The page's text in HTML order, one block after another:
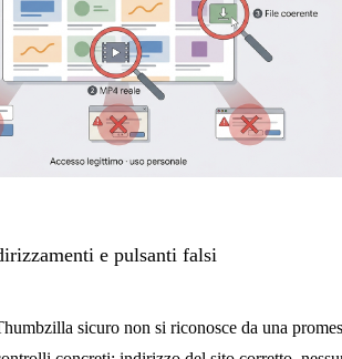
e pulsanti falsi
sicuro non si riconosce da una